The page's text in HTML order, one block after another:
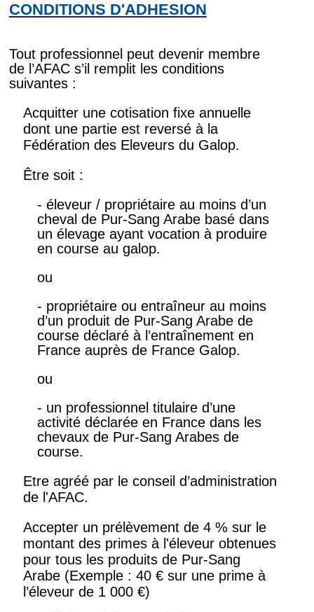
CONDITIONS D'ADHESION
Tout professionnel peut devenir membre
de l’AFAC s’il remplit les conditions
suivantes :
Acquitter une cotisation fixe annuelle
dont une partie est reversé à la
Fédération des Eleveurs du Galop.
Être soit :
- éleveur / propriétaire au moins d’un
cheval de Pur-Sang Arabe basé dans
un élevage ayant vocation à produire
en course au galop.
ou
- propriétaire ou entraîneur au moins
d’un produit de Pur-Sang Arabe de
course déclaré à l’entraînement en
France auprès de France Galop.
ou
- un professionnel titulaire d’une
activité déclarée en France dans les
chevaux de Pur-Sang Arabes de
course.
Etre agréé par le conseil d’administration
de l'AFAC.
Accepter un prélèvement de 4 % sur le
montant des primes à l'éleveur obtenues
pour tous les produits de Pur-Sang
Arabe (Exemple : 40 € sur une prime à
l’éleveur de 1 000 €)